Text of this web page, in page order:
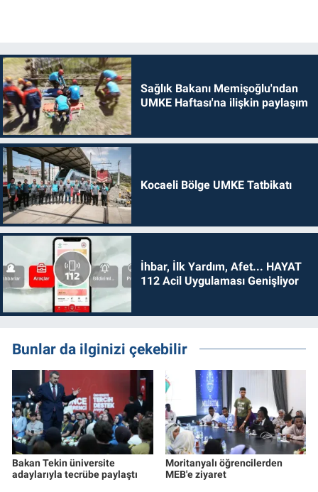
Sağlık Bakanı Memişoğlu'ndan
UMKE Haftası'na ilişkin paylaşım
Kocaeli Bölge UMKE Tatbikatı
İhbar, İlk Yardım, Afet... HAYAT
112 Acil Uygulaması Genişliyor
Bunlar da ilginizi çekebilir
Bakan Tekin üniversite
adaylarıyla tecrübe paylaştı
Moritanyalı öğrencilerden
MEB'e ziyaret